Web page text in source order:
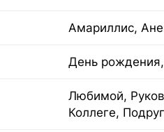
Амариллис,
День
Любимой,
Коллеге,